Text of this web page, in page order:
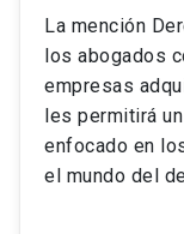
La mención
los abogados
empresas
les permitirá
enfocado en
el mundo del